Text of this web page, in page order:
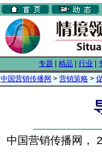
专题 精品 行业
中国营销传播网 > 营销策略 >
中国营销传播网，